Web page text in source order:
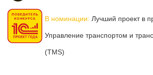
В номинации: Лучший проект в
Управление транспортом и
(TMS)